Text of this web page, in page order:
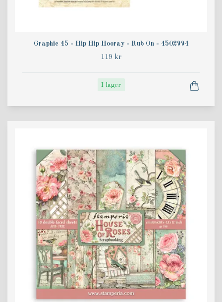
Graphic 45 - Hip Hip Hooray - Rub On - 4502994
119 kr
I lager